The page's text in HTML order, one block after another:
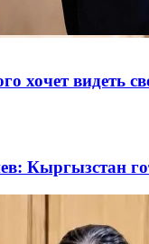
хочет видеть
Кыргызстан